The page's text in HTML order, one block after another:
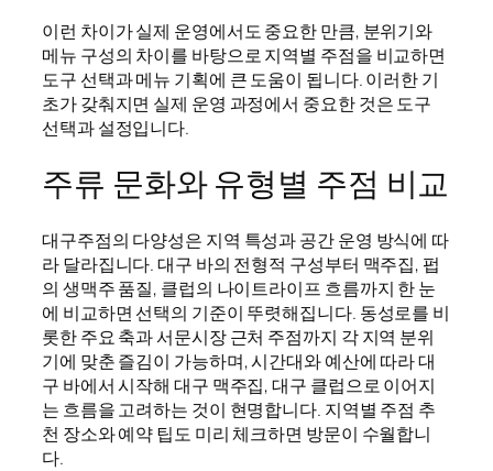
이런 차이가 실제 운영에서도 중요한 만큼, 분위기와
메뉴 구성의 차이를 바탕으로 지역별 주점을 비교하면
도구 선택과 메뉴 기획에 큰 도움이 됩니다. 이러한 기
초가 갖춰지면 실제 운영 과정에서 중요한 것은 도구
선택과 설정입니다.
주류 문화와 유형별 주점 비교
대구주점의 다양성은 지역 특성과 공간 운영 방식에 따
라 달라집니다. 대구 바의 전형적 구성부터 맥주집, 펍
의 생맥주 품질, 클럽의 나이트라이프 흐름까지 한 눈
에 비교하면 선택의 기준이 뚜렷해집니다. 동성로를 비
롯한 주요 축과 서문시장 근처 주점까지 각 지역 분위
기에 맞춘 즐김이 가능하며, 시간대와 예산에 따라 대
구 바에서 시작해 대구 맥주집, 대구 클럽으로 이어지
는 흐름을 고려하는 것이 현명합니다. 지역별 주점 추
천 장소와 예약 팁도 미리 체크하면 방문이 수월합니
다.